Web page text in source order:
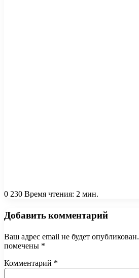
0 230 Время чтения: 2 мин.
Добавить комментарий
Ваш адрес email не будет опубликован.
помечены *
Комментарий *